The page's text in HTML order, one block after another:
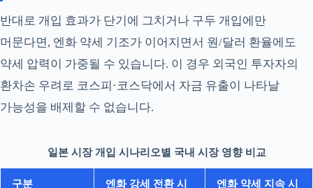
반대로 개입 효과가 단기에 그치거나 구두 개입에만
머문다면, 엔화 약세 기조가 이어지면서 원/달러 환율에도
약세 압력이 가중될 수 있습니다. 이 경우 외국인 투자자의
환차손 우려로 코스피·코스닥에서 자금 유출이 나타날
가능성을 배제할 수 없습니다.
일본 시장 개입 시나리오별 국내 시장 영향 비교
구분 엔화 강세 전환 시 엔화 약세 지속 시